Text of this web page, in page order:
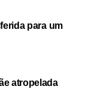
para um
atropelada